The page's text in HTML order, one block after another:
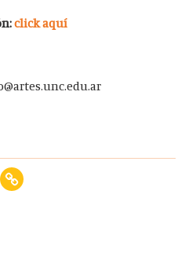
click aquí